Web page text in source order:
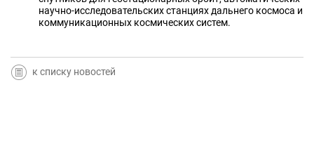
научно-исследовательских станциях дальнего космоса и
коммуникационных космических систем.
к списку новостей